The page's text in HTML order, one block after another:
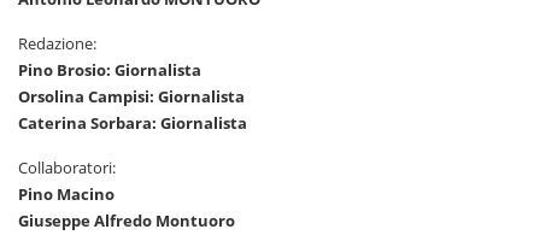
Redazione:
Pino Brosio: Giornalista
Orsolina Campisi: Giornalista
Caterina Sorbara: Giornalista
Collaboratori:
Pino Macino
Giuseppe Alfredo Montuoro